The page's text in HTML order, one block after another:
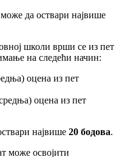
да оствари највише
школи врши се из пет
на следећи начин:
оцена из пет
оцена из пет
највише 20 бодова.
може освојити